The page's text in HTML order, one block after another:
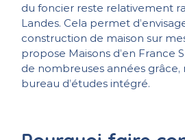
du foncier reste relativement
Landes. Cela permet
construction de maison sur
propose Maisons d’en France
de nombreuses années
bureau d’études intégré.